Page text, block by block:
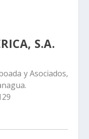
S.A.
y Asociados,